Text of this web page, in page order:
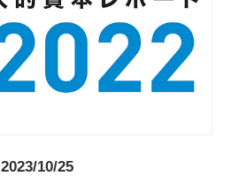
2023/10/25